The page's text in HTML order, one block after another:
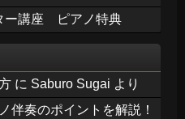
ー講座 ピアノ特典
に Saburo Sugai より
伴奏のポイントを解説！